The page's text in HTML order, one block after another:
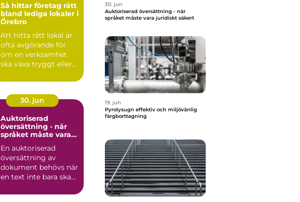
Så hittar företag rätt
bland lediga lokaler i
Örebro
Att hitta rätt lokal är
ofta avgörande för
om en verksamhet
ska växa tryggt eller
30. jun
Auktoriserad
översättning - när
språket måste vara
En auktoriserad
översättning av
dokument behövs när
en text inte bara ska
30. jun
Auktoriserad översättning - när
språket måste vara juridiskt säkert
19. jun
Pyrolysugn effektiv och miljövänlig
färgborttagning